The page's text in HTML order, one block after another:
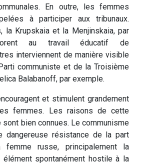
En outre, les femmes
à participer aux tribunaux.
la Krupskaia et la Menjinskaia, par
au travail éducatif de
interviennent de manière visible
communiste et de la Troisième
Balabanoff, par exemple.
et stimulent grandement
femmes. Les raisons de cette
bien connues. Le communisme
dangereuse résistance de la part
russe, principalement la
élément spontanément hostile à la